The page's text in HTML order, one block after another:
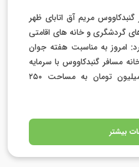
مریم آق اتابای ظهر
گردشگری و خانه های اقامتی
امروز به مناسبت هفته جوان
مسافر گنبدکاووس با سرمایه
گذاری دو میلیارد و ۲۰۰ میلیون تومان به مساحت ۲۵۰
بیشتر